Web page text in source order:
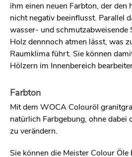
ihm einen neuen Farbton, der den
nicht negativ beeinflusst. Parallel
wasser- und schmutzabweisende
Holz dennnoch atmen lässt, was
Raumklima führt. Sie können
Hölzern im Innenbereich
Farbton
Mit dem WOCA Colouröl
natürlich Farbgebung, ohne dabei
zu verändern.
Sie können die Meister Colour